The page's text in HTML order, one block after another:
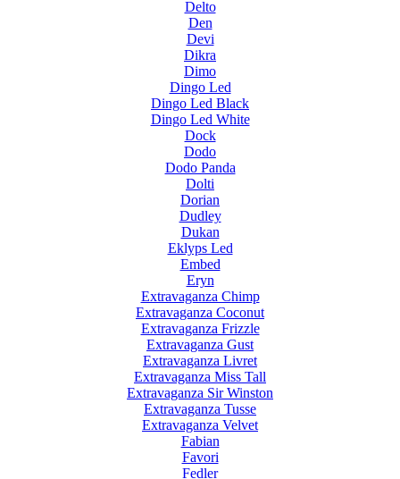
Delto
Den
Devi
Dikra
Dimo
Dingo Led
Dingo Led Black
Dingo Led White
Dock
Dodo
Dodo Panda
Dolti
Dorian
Dudley
Dukan
Eklyps Led
Embed
Eryn
Extravaganza Chimp
Extravaganza Coconut
Extravaganza Frizzle
Extravaganza Gust
Extravaganza Livret
Extravaganza Miss Tall
Extravaganza Sir Winston
Extravaganza Tusse
Extravaganza Velvet
Fabian
Favori
Fedler